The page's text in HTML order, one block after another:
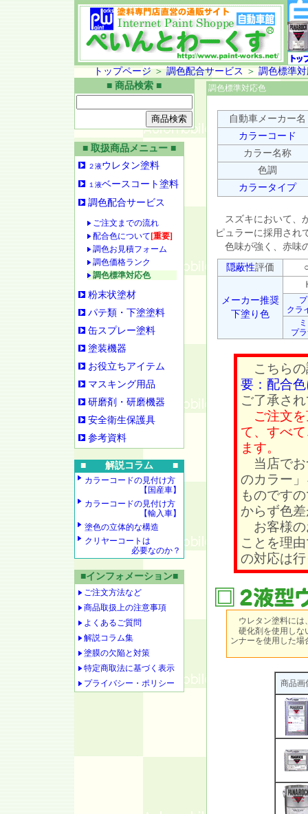
トップページ ＞ 調色配合サービス ＞ 調色標準
■ 商品検索 ■
■ 取扱商品メニュー ■
２液ウレタン塗料
１液ベースコート塗料
調色配合サービス
ご注文までの流れ
配合色について [重要]
調色お見積フォーム
調色価格ランク
調色標準対応色
粉末状塗材
パテ類・下塗塗料
缶スプレー塗料
塗装機器
お役立ちアイテム
マスキング用品
研磨剤・研磨機器
安全衛生保護具
参考資料
■ 解説コラム ■
カラーコードの見付け方
【国産車】
カラーコードの見付け方
【輸入車】
塗色の立体的な構造
クリヤーコートは
必要なのか？
■インフォメーション■
ご注文方法など
商品取扱上の注意事項
よくあるご質問
解説コラム集
塗膜の欠陥と対策
特定商取法に基づく表示
プライバシー・ポリシー
調色標準対応色
自動車メーカー名
カラーコード
カラー名称
色調
カラータイプ
スズキにおいて、
ピュラーに採用され
色味が強く、赤味
隠蔽性評価 ○
メーカー推奨
下塗り色
Ｈ
クラ
プ
こちらの
要：配合
ご了承さ
ご注文
て、すべ
ます。
当店でお
のカラー
ものです
からず色
お客様の
ことを理
の対応は
ウレタン塗料には
硬化剤を使用しな
ンナーを使用した
商品画